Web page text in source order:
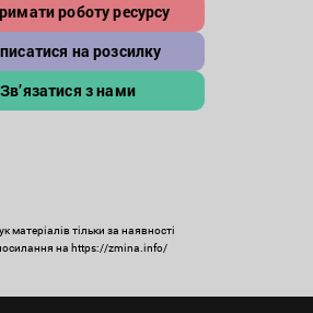
роботу ресурсу
на розсилку
Зв’язатися з нами
матеріалів тільки за наявності
на https://zmina.info/